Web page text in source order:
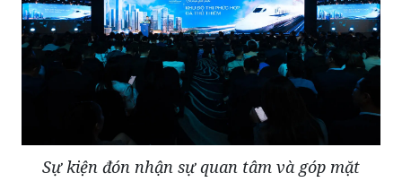
Sự kiện đón nhận sự quan tâm và góp mặt